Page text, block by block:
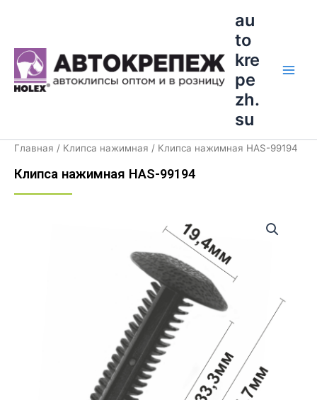
au
to
kre
pe
zh.
su
Главная / Клипса нажимная / Клипса нажимная HAS-99194
Клипса нажимная HAS-99194